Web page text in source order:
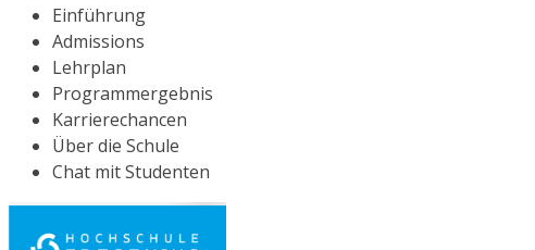
Einführung
Admissions
Lehrplan
Programmergebnis
Karrierechancen
Über die Schule
Chat mit Studenten